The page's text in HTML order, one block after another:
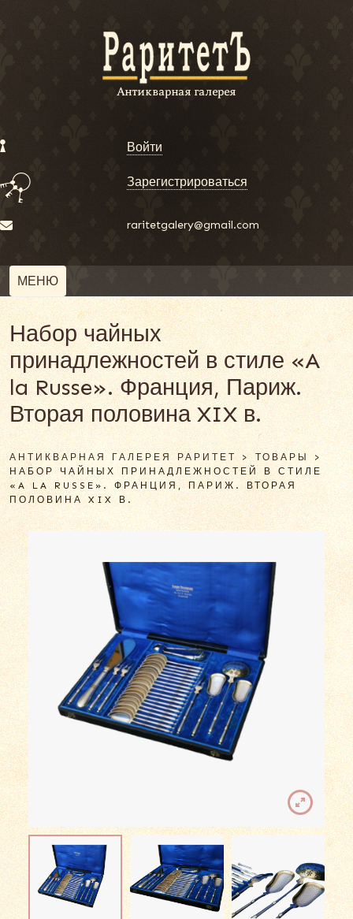
Войти
Зарегистрироваться
raritetgalery@gmail.com
МЕНЮ
Набор чайных
принадлежностей в стиле «A
la Russe». Франция, Париж.
Вторая половина XIX в.
АНТИКВАРНАЯ ГАЛЕРЕЯ РАРИТЕТ >ТОВАРЫ>
НАБОР ЧАЙНЫХ ПРИНАДЛЕЖНОСТЕЙ В СТИЛЕ
«A LA RUSSE». ФРАНЦИЯ, ПАРИЖ. ВТОРАЯ
ПОЛОВИНА XIX В.